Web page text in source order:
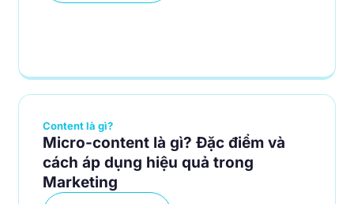
Content là gì?
Micro-content là gì? Đặc điểm và
cách áp dụng hiệu quả trong
Marketing